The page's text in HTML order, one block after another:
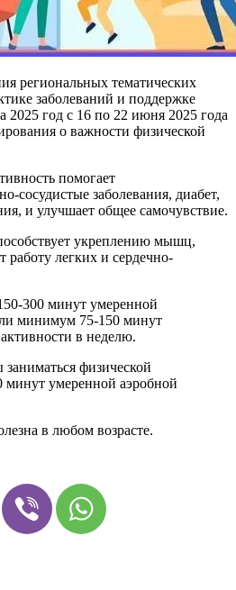
региональных тематических
заболеваний и поддержке
2025 год с 16 по 22 июня 2025 года
о важности физической
помогает
сосудистые заболевания, диабет,
и улучшает общее самочувствие.
укреплению мышц,
работу легких и сердечно-
300 минут умеренной
минимум 75-150 минут
в неделю.
физической
минут умеренной аэробной
в любом возрасте.